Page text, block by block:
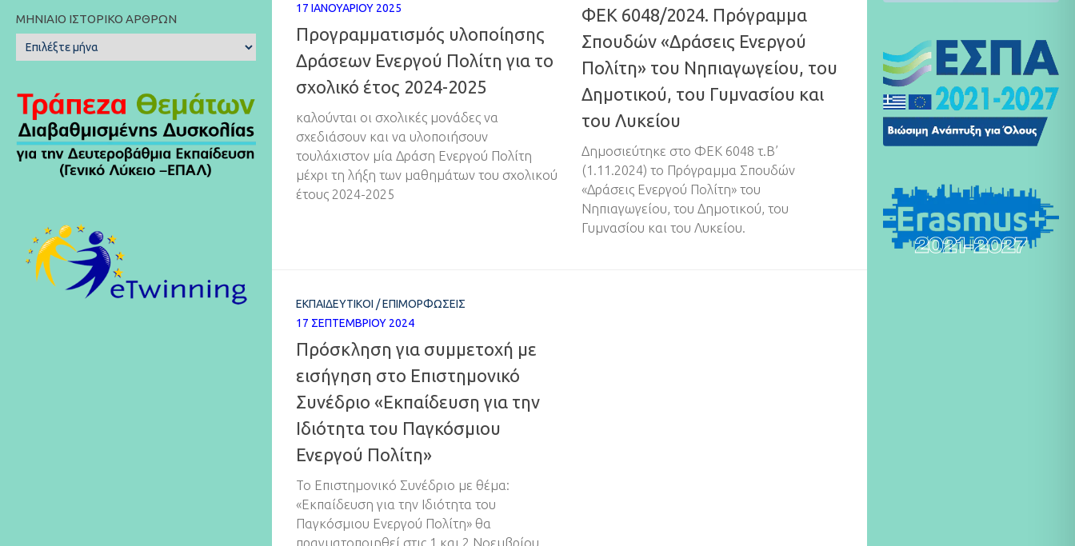
17 ΙΑΝΟΥΑΡΊΟΥ 2025
Προγραμματισμός υλοποίησης
Δράσεων Ενεργού Πολίτη για το
σχολικό έτος 2024-2025
καλούνται οι σχολικές μονάδες να
σχεδιάσουν και να υλοποιήσουν
τουλάχιστον μία Δράση Ενεργού Πολίτη
μέχρι τη λήξη των μαθημάτων του σχολικού
έτους 2024-2025
ΦΕΚ 6048/2024. Πρόγραμμα
Σπουδών «Δράσεις Ενεργού
Πολίτη» του Νηπιαγωγείου, του
Δημοτικού, του Γυμνασίου και
του Λυκείου
Δημοσιεύτηκε στο ΦΕΚ 6048 τ.Β’
(1.11.2024) το Πρόγραμμα Σπουδών
«Δράσεις Ενεργού Πολίτη» του
Νηπιαγωγείου, του Δημοτικού, του
Γυμνασίου και του Λυκείου.
ΕΚΠΑΙΔΕΥΤΙΚΟΊ /ΕΠΙΜΟΡΦΏΣΕΙΣ
17 ΣΕΠΤΕΜΒΡΊΟΥ 2024
Πρόσκληση για συμμετοχή με
εισήγηση στο Επιστημονικό
Συνέδριο «Εκπαίδευση για την
Ιδιότητα του Παγκόσμιου
Ενεργού Πολίτη»
Το Επιστημονικό Συνέδριο με θέμα:
«Εκπαίδευση για την Ιδιότητα του
Παγκόσμιου Ενεργού Πολίτη» θα
πραγματοποιηθεί στις 1 και 2 Νοεμβρίου
ΜΗΝΙΑΊΟ ΙΣΤΟΡΙΚΌ ΆΡΘΡΩΝ
Μηνιαίο
Ιστορικό